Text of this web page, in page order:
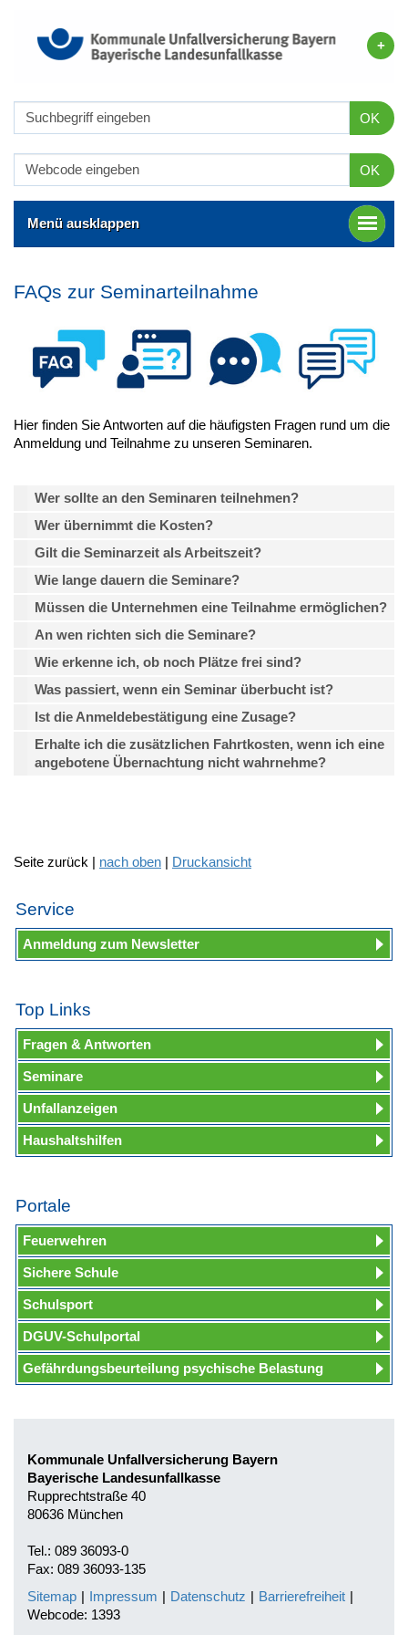
OK
OK
Menü ausklappen
FAQs zur Seminarteilnahme
Hier finden Sie Antworten auf die häufigsten Fragen rund um die
Anmeldung und Teilnahme zu unseren Seminaren.
Wer sollte an den Seminaren teilnehmen?
Wer übernimmt die Kosten?
Gilt die Seminarzeit als Arbeitszeit?
Wie lange dauern die Seminare?
Müssen die Unternehmen eine Teilnahme ermöglichen?
An wen richten sich die Seminare?
Wie erkenne ich, ob noch Plätze frei sind?
Was passiert, wenn ein Seminar überbucht ist?
Ist die Anmeldebestätigung eine Zusage?
Erhalte ich die zusätzlichen Fahrtkosten, wenn ich eine
angebotene Übernachtung nicht wahrnehme?
Seite zurück | nach oben | Druckansicht
Service
Anmeldung zum Newsletter
Top Links
Fragen & Antworten
Seminare
Unfallanzeigen
Haushaltshilfen
Portale
Feuerwehren
Sichere Schule
Schulsport
DGUV-Schulportal
Gefährdungsbeurteilung psychische Belastung
Kommunale Unfallversicherung Bayern
Bayerische Landesunfallkasse
Rupprechtstraße 40
80636 München
Tel.: 089 36093-0
Fax: 089 36093-135
Sitemap | Impressum | Datenschutz | Barrierefreiheit |
Webcode: 1393